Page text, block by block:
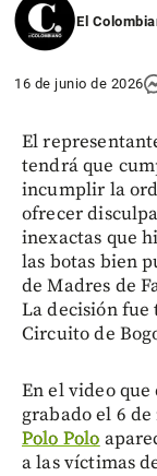
El
16 de junio de 2026
El
tendrá que
incumplir la
ofrecer
inexactas que
las botas bien
de Madres de
La decisión
Circuito de
En el video
grabado el 6
Polo Polo
a las víctimas